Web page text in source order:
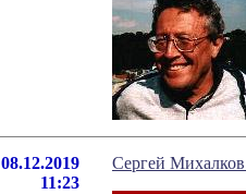
08.12.2019
11:23
Сергей